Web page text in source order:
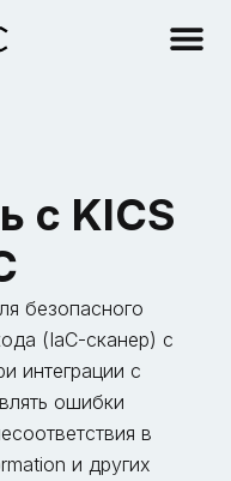
с KICS
безопасного
(IaC-сканер) с
интеграции с
ошибки
в
и других